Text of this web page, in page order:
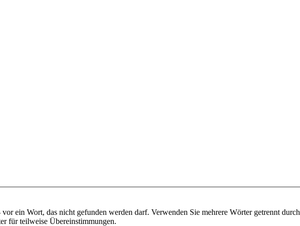
vor ein Wort, das nicht gefunden werden darf. Verwenden Sie mehrere Wörter getrennt durch
für teilweise Übereinstimmungen.